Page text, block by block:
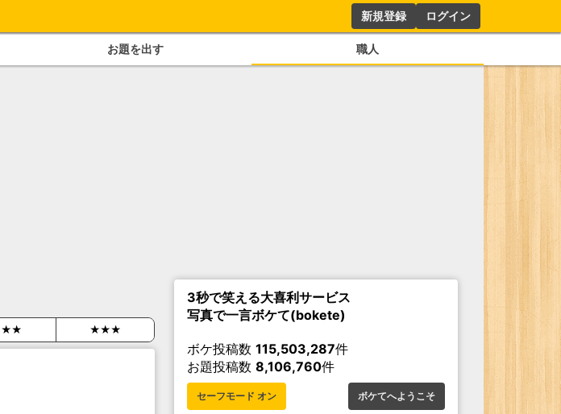
新規登録 ログイン
お題を出す 職人
★★ ★★★
3秒で笑える大喜利サービス
写真で一言ボケて(bokete)
ボケ投稿数 115,503,287件
お題投稿数 8,106,760件
セーフモード オン ボケてへようこそ